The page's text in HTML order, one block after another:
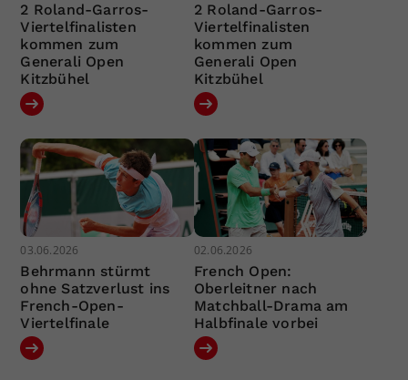
2 Roland-Garros-
Viertelfinalisten
kommen zum
Generali Open
Kitzbühel
2 Roland-Garros-
Viertelfinalisten
kommen zum
Generali Open
Kitzbühel
03.06.2026
Behrmann stürmt
ohne Satzverlust ins
French-Open-
Viertelfinale
02.06.2026
French Open:
Oberleitner nach
Matchball-Drama am
Halbfinale vorbei